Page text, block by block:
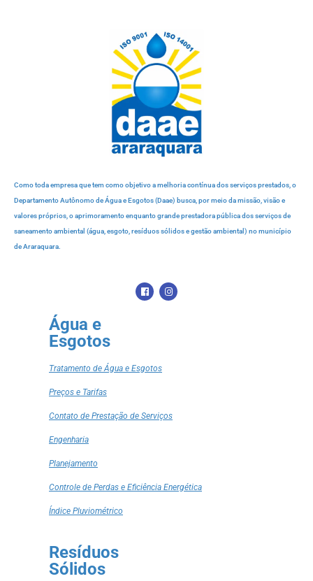
Como toda empresa que tem como objetivo a melhoria contínua dos serviços prestados, o
Departamento Autônomo de Água e Esgotos (Daae) busca, por meio da missão, visão e
valores próprios, o aprimoramento enquanto grande prestadora pública dos serviços de
saneamento ambiental (água, esgoto, resíduos sólidos e gestão ambiental) no município
de Araraquara.
Água e
Esgotos
Tratamento de Água e Esgotos
Preços e Tarifas
Contato de Prestação de Serviços
Engenharia
Planejamento
Controle de Perdas e Eficiência Energética
Índice Pluviométrico
Resíduos
Sólidos